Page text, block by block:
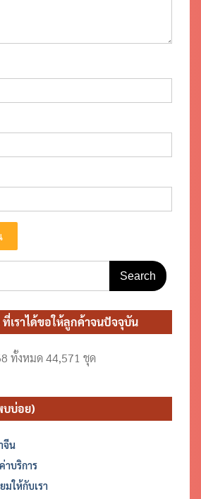
ที่เราได้ขอให้ลูกค้าจนปัจจุบัน
ทั้งหมด 44,571 ชุด
บบ่อย)
จีน
าบริการ
มให้กับเรา